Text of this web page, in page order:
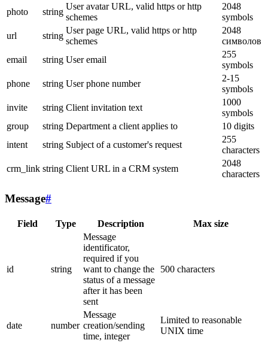
photo
string
User avatar URL, valid https or http
schemes
2048
symbols
url
string
User page URL, valid https or http
schemes
2048
символов
email
string User email
255
symbols
phone
string User phone number
2-15
symbols
invite
string Client invitation text
1000
symbols
group
string Department a client applies to
10 digits
intent
string Subject of a customer's request
255
characters
crm_link string Client URL in a CRM system
2048
characters
Message#
Field Type Description Max size
id string
Message
identificator,
required if you
want to change the
status of a message
after it has been
sent
500 characters
date number
Message
creation/sending
time, integer
Limited to reasonable
UNIX time